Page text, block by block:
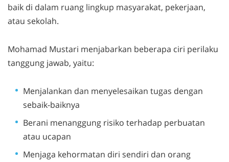
baik di dalam ruang lingkup masyarakat, pekerjaan,
atau sekolah.
Mohamad Mustari menjabarkan beberapa ciri perilaku
tanggung jawab, yaitu:
Menjalankan dan menyelesaikan tugas dengan
sebaik-baiknya
Berani menanggung risiko terhadap perbuatan
atau ucapan
Menjaga kehormatan diri sendiri dan orang